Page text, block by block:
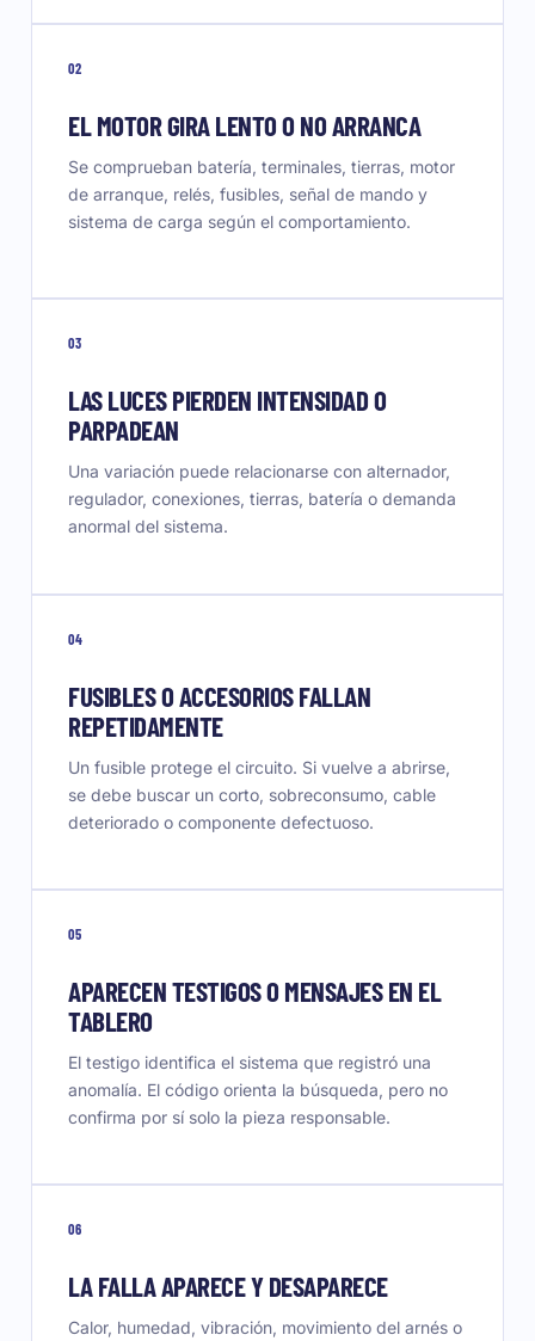
02
EL MOTOR GIRA LENTO O NO ARRANCA
Se comprueban batería, terminales, tierras, motor
de arranque, relés, fusibles, señal de mando y
sistema de carga según el comportamiento.
03
LAS LUCES PIERDEN INTENSIDAD O
PARPADEAN
Una variación puede relacionarse con alternador,
regulador, conexiones, tierras, batería o demanda
anormal del sistema.
04
FUSIBLES O ACCESORIOS FALLAN
REPETIDAMENTE
Un fusible protege el circuito. Si vuelve a abrirse,
se debe buscar un corto, sobreconsumo, cable
deteriorado o componente defectuoso.
05
APARECEN TESTIGOS O MENSAJES EN EL
TABLERO
El testigo identifica el sistema que registró una
anomalía. El código orienta la búsqueda, pero no
confirma por sí solo la pieza responsable.
06
LA FALLA APARECE Y DESAPARECE
Calor, humedad, vibración, movimiento del arnés o